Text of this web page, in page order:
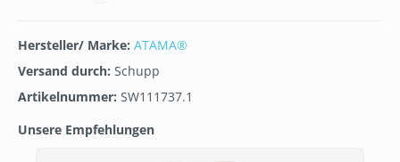
Hersteller/ Marke: ATAMA®
Versand durch: Schupp
Artikelnummer: SW111737.1
Unsere Empfehlungen